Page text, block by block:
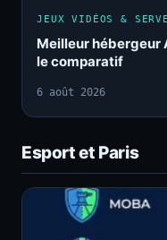
JEUX VIDÉOS &
Meilleur hébergeur
le comparatif
6 août 2026
Esport et Paris